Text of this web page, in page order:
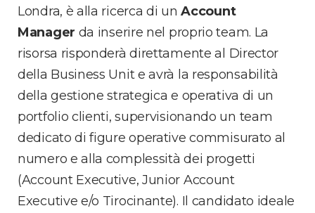
Londra, è alla ricerca di unAccount
Manager da inserire nel proprio team. La
risorsa risponderà direttamente al Director
della Business Unit e avrà la responsabilità
della gestione strategica e operativa di un
portfolio clienti, supervisionando un team
dedicato di figure operative commisurato al
numero e alla complessità dei progetti
(Account Executive, Junior Account
Executive e/o Tirocinante). Il candidato ideale